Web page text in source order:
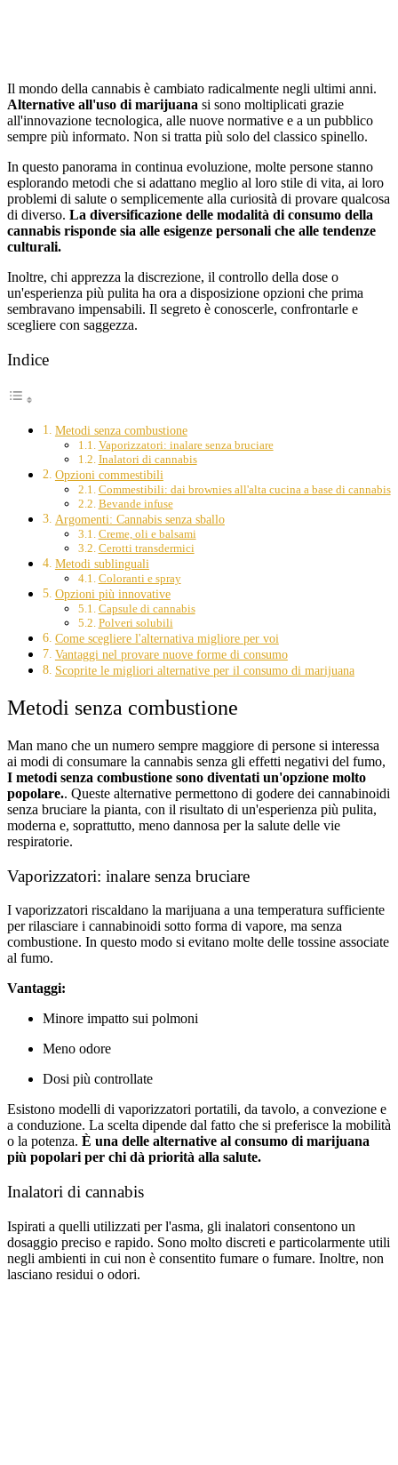
Il mondo della cannabis è cambiato radicalmente negli ultimi anni.
Alternative all'uso di marijuana si sono moltiplicati grazie
all'innovazione tecnologica, alle nuove normative e a un pubblico
sempre più informato. Non si tratta più solo del classico spinello.
In questo panorama in continua evoluzione, molte persone stanno
esplorando metodi che si adattano meglio al loro stile di vita, ai loro
problemi di salute o semplicemente alla curiosità di provare qualcosa
di diverso. La diversificazione delle modalità di consumo della
cannabis risponde sia alle esigenze personali che alle tendenze
culturali.
Inoltre, chi apprezza la discrezione, il controllo della dose o
un'esperienza più pulita ha ora a disposizione opzioni che prima
sembravano impensabili. Il segreto è conoscerle, confrontarle e
scegliere con saggezza.
Indice
Metodi senza combustione
Vaporizzatori: inalare senza bruciare
Inalatori di cannabis
Opzioni commestibili
Commestibili: dai brownies all'alta cucina a base di cannabis
Bevande infuse
Argomenti: Cannabis senza sballo
Creme, oli e balsami
Cerotti transdermici
Metodi sublinguali
Coloranti e spray
Opzioni più innovative
Capsule di cannabis
Polveri solubili
Come scegliere l'alternativa migliore per voi
Vantaggi nel provare nuove forme di consumo
Scoprite le migliori alternative per il consumo di marijuana
Metodi senza combustione
Man mano che un numero sempre maggiore di persone si interessa
ai modi di consumare la cannabis senza gli effetti negativi del fumo,
I metodi senza combustione sono diventati un'opzione molto
popolare.. Queste alternative permettono di godere dei cannabinoidi
senza bruciare la pianta, con il risultato di un'esperienza più pulita,
moderna e, soprattutto, meno dannosa per la salute delle vie
respiratorie.
Vaporizzatori: inalare senza bruciare
I vaporizzatori riscaldano la marijuana a una temperatura sufficiente
per rilasciare i cannabinoidi sotto forma di vapore, ma senza
combustione. In questo modo si evitano molte delle tossine associate
al fumo.
Vantaggi:
Minore impatto sui polmoni
Meno odore
Dosi più controllate
Esistono modelli di vaporizzatori portatili, da tavolo, a convezione e
a conduzione. La scelta dipende dal fatto che si preferisce la mobilità
o la potenza. È una delle alternative al consumo di marijuana
più popolari per chi dà priorità alla salute.
Inalatori di cannabis
Ispirati a quelli utilizzati per l'asma, gli inalatori consentono un
dosaggio preciso e rapido. Sono molto discreti e particolarmente utili
negli ambienti in cui non è consentito fumare o fumare. Inoltre, non
lasciano residui o odori.